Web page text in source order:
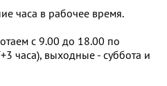
часа в рабочее время.
с 9.00 до 18.00 по
часа), выходные - суббота и